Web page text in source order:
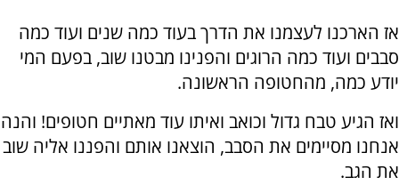
אז הארכנו לעצמנו את הדרך בעוד כמה שנים ועוד כמה
סבבים ועוד כמה הרוגים והפנינו מבטנו שוב, בפעם המי
יודע כמה, מהחטופה הראשונה.
ואז הגיע טבח גדול וכואב ואיתו עוד מאתיים חטופים! והנה
אנחנו מסיימים את הסבב, הוצאנו אותם והפננו אליה שוב
את הגב.